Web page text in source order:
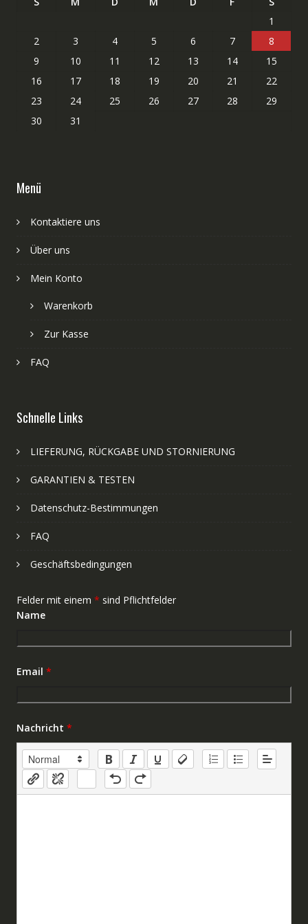
1
2
3 4 5 6 7
8
9
10 11 12 13 14
15
16
17 18 19 20 21
22
23
24 25 26 27 28
29
30
31
Menü
Kontaktiere uns
Über uns
Mein Konto
Warenkorb
Zur Kasse
FAQ
Schnelle Links
LIEFERUNG, RÜCKGABE UND STORNIERUNG
GARANTIEN & TESTEN
Datenschutz-Bestimmungen
FAQ
Geschäftsbedingungen
Felder mit einem * sind Pflichtfelder
Name
Email *
Nachricht *